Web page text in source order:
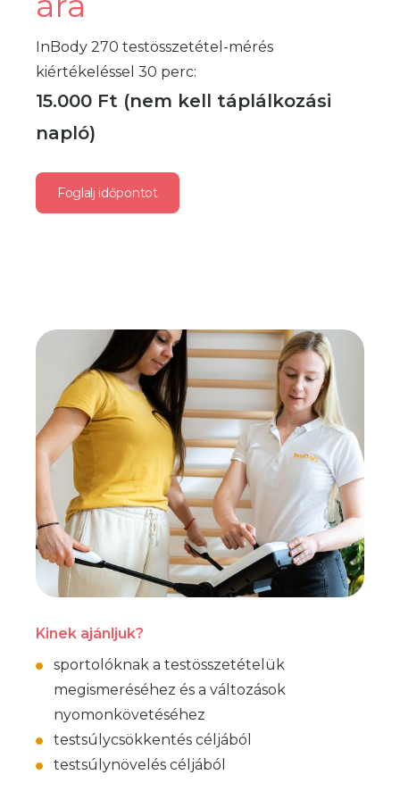
kényelmesebbnek érzed.
InBody 270 testösszetétel-mérés
kiértékeléssel 30 perc:
15.000 Ft (nem kell táplálkozási
napló)
Foglalj időpontot
Kinek ajánljuk?
sportolóknak a testösszetételük
megismeréséhez és a változások
nyomonkövetéséhez
testsúlycsökkentés céljából
testsúlynövelés céljából